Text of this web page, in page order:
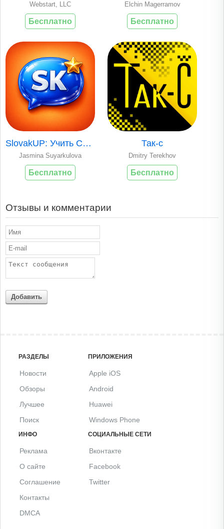
Webstart, LLC
Бесплатно
Elchin Magerramov
Бесплатно
SlovakUP: Учить Словацкий
Jasmina Suyarkulova
Бесплатно
Так-с
Dmitry Terekhov
Бесплатно
Отзывы и комментарии
Добавить
РАЗДЕЛЫ
Новости
Обзоры
Лучшее
Поиск
ПРИЛОЖЕНИЯ
Apple iOS
Android
Huawei
Windows Phone
ИНФО
Реклама
О сайте
Соглашение
Контакты
DMCA
СОЦИАЛЬНЫЕ СЕТИ
Вконтакте
Facebook
Twitter